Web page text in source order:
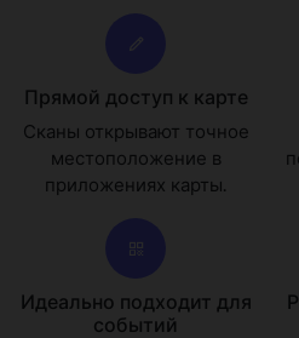
Прямой доступ к карте
Сканы открывают точное
местоположение в
приложениях карты.
Идеально подходит для
событий